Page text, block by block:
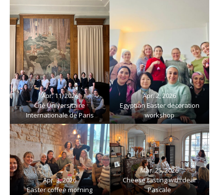
Apr. 11, 2026
Cité Universitaire
Internationale de Paris
Apr. 2, 2026
Egyptian Easter decoration
workshop
Apr. 3, 2026
Easter coffee morning
Mar. 25, 2026
Cheese tasting with dear
Pascale